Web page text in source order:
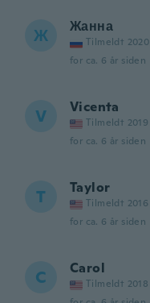
Ж Жанна
Tilmeldt 2020
for ca. 6 år siden
V Vicenta
Tilmeldt 2019
for ca. 6 år siden
T Taylor
Tilmeldt 2016
for ca. 6 år siden
C Carol
Tilmeldt 2018